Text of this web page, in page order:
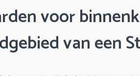
voor
van een